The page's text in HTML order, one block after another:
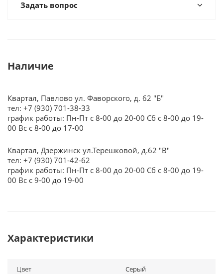
Задать вопрос
Наличие
Квартал, Павлово ул. Фаворского, д. 62 "Б"
тел: +7 (930) 701-38-33
график работы: Пн-Пт с 8-00 до 20-00 Сб с 8-00 до 19-
00 Вс с 8-00 до 17-00
Квартал, Дзержинск ул.Терешковой, д.62 "В"
тел: +7 (930) 701-42-62
график работы: Пн-Пт с 8-00 до 20-00 Сб с 8-00 до 19-
00 Вс с 9-00 до 19-00
Характеристики
Цвет Серый